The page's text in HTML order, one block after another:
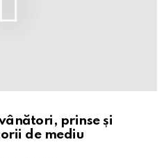
prinse și
de mediu